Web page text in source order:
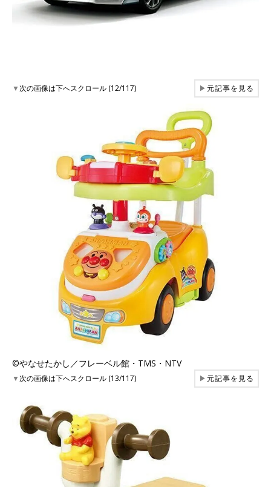
▼次の画像は下へスクロール (12/117) ▶元記事を見る
©︎やなせたかし／フレーベル館・TMS・NTV
▼次の画像は下へスクロール (13/117) ▶元記事を見る